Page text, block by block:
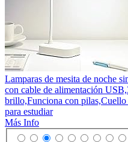
Lamparas de mesita de noche
con cable de alimentación
brillo,Funciona con
para estudiar
Más Info